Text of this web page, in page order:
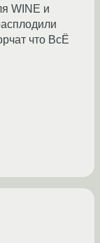
WINE и
что ВсЁ